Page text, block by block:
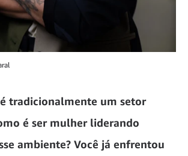
tradicionalmente um setor
é ser mulher liderando
ambiente? Você já enfrentou